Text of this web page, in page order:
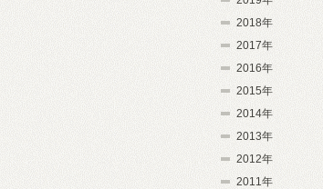
2018年
2017年
2016年
2015年
2014年
2013年
2012年
2011年